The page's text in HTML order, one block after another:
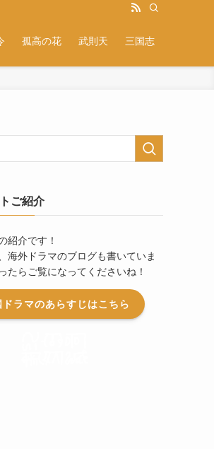
孤高の花 武則天 三国志
ご紹介
紹介です！
海外ドラマのブログも書いていま
たらご覧になってくださいね！
ドラマのあらすじはこちら